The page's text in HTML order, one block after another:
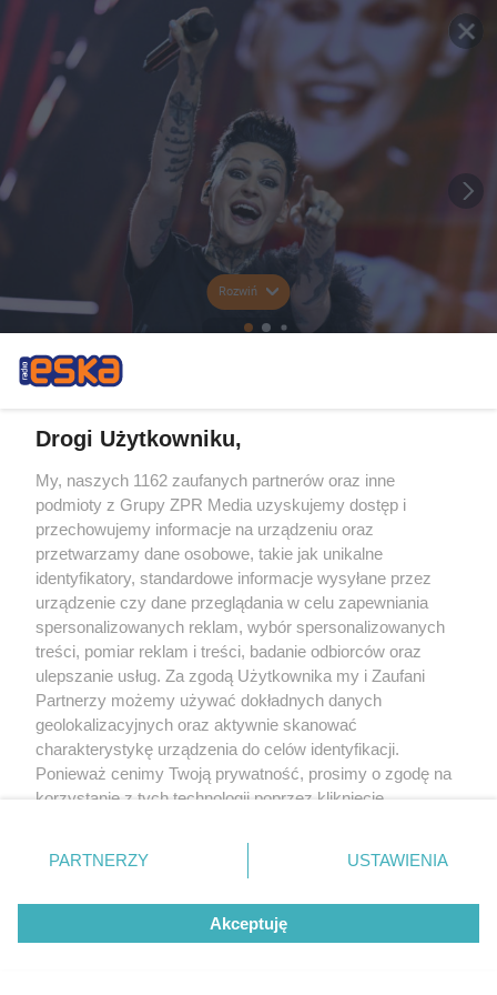
Rozwiń
Drogi Użytkowniku,
My, naszych 1162 zaufanych partnerów oraz inne
podmioty z Grupy ZPR Media uzyskujemy dostęp i
przechowujemy informacje na urządzeniu oraz
przetwarzamy dane osobowe, takie jak unikalne
identyfikatory, standardowe informacje wysyłane przez
urządzenie czy dane przeglądania w celu zapewniania
spersonalizowanych reklam, wybór spersonalizowanych
treści, pomiar reklam i treści, badanie odbiorców oraz
ulepszanie usług. Za zgodą Użytkownika my i Zaufani
Partnerzy możemy używać dokładnych danych
geolokalizacyjnych oraz aktywnie skanować
charakterystykę urządzenia do celów identyfikacji.
Ponieważ cenimy Twoją prywatność, prosimy o zgodę na
korzystanie z tych technologii poprzez kliknięcie
zmienić/wycofać klikając przycisk ustawień prywatności
znajdujący się w lewym dolnym rogu strony
rodzaje przetwarzania danych nie wymagają zgody
użytkownika, ale masz prawo sprzeciwić się takiemu
przetwarzaniu. Preferencje będą miały zastosowanie tylko
PARTNERZY USTAWIENIA
Akceptuję